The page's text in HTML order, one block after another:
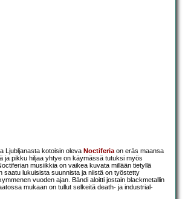
Ljubljanasta kotoisin oleva Noctiferiaon eräs maansa
ja pikku hiljaa yhtye on käymässä tutuksi myös
musiikkia on vaikea kuvata millään tietyllä
saatu lukuisista suunnista ja niistä on työstetty
vuoden ajan. Bändi aloitti jostain blackmetallin
mukaan on tullut selkeitä death- ja industrial-